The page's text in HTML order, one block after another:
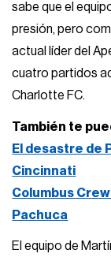
sabe que el
presión, pero
actual líder del
cuatro partidos
Charlotte FC.
También te
El desastre de
Cincinnati
Columbus
Pachuca
El equipo de